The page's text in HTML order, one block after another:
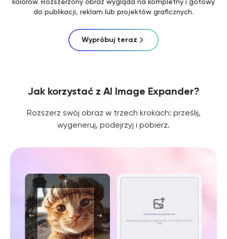
do publikacji, reklam lub projektów graficznych.
Wypróbuj teraz
Jak korzystać z AI Image Expander?
Rozszerz swój obraz w trzech krokach: prześlij,
wygeneruj, podejrzyj i pobierz.